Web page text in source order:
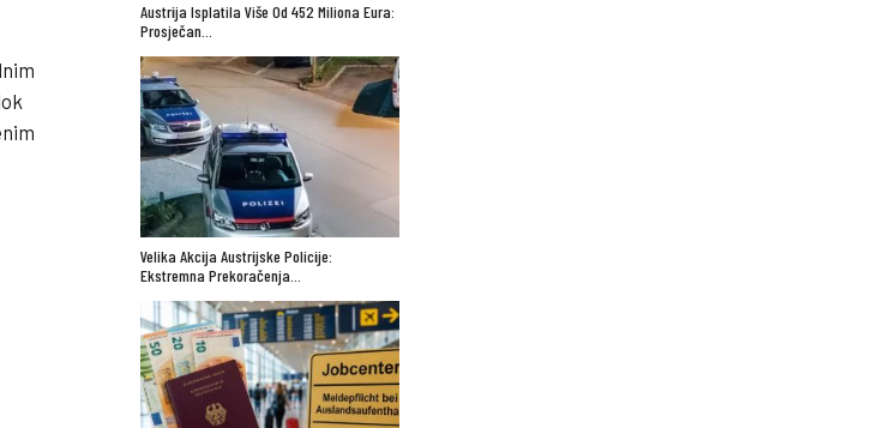
Austrija Isplatila Više Od 452 Miliona Eura:
Prosječan…
Velika Akcija Austrijske Policije:
Ekstremna Prekoračenja…